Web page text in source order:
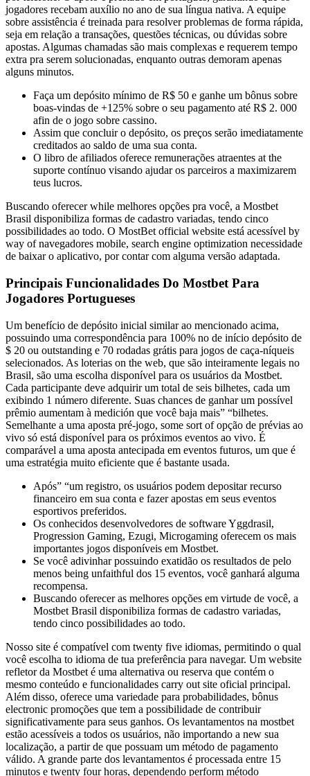
jogadores recebam auxílio no ano de sua língua nativa. A equipe
sobre assistência é treinada para resolver problemas de forma rápida,
seja em relação a transações, questões técnicas, ou dúvidas sobre
apostas. Algumas chamadas são mais complexas e requerem tempo
extra pra serem solucionadas, enquanto outras demoram apenas
alguns minutos.
Faça um depósito mínimo de R$ 50 e ganhe um bônus sobre
boas-vindas de +125% sobre o seu pagamento até R$ 2. 000
afin de o jogo sobre cassino.
Assim que concluir o depósito, os preços serão imediatamente
creditados ao saldo de uma sua conta.
O libro de afiliados oferece remunerações atraentes at the
suporte contínuo visando ajudar os parceiros a maximizarem
teus lucros.
Buscando oferecer while melhores opções pra você, a Mostbet
Brasil disponibiliza formas de cadastro variadas, tendo cinco
possibilidades ao todo. O MostBet official website está acessível by
way of navegadores mobile, search engine optimization necessidade
de baixar o aplicativo, por contar com alguma versão adaptada.
Principais Funcionalidades Do Mostbet Para
Jogadores Portugueses
Um benefício de depósito inicial similar ao mencionado acima,
possuindo uma correspondência para 100% no de início depósito de
$ 20 ou outstanding e 70 rodadas grátis para jogos de caça-níqueis
selecionados. As loterias on the web, que são inteiramente legais no
Brasil, são uma escolha disponível para os usuários da Mostbet.
Cada participante deve adquirir um total de seis bilhetes, cada um
exibindo 1 número diferente. Suas chances de ganhar um possível
prêmio aumentam à medición que você baja mais” “bilhetes.
Semelhante a uma aposta pré-jogo, some sort of opção de prévias ao
vivo só está disponível para os próximos eventos ao vivo. É
comparável a uma aposta antecipada em eventos futuros, um que é
uma estratégia muito eficiente que é bastante usada.
Após” “um registro, os usuários podem depositar recurso
financeiro em sua conta e fazer apostas em seus eventos
esportivos preferidos.
Os conhecidos desenvolvedores de software Yggdrasil,
Progression Gaming, Ezugi, Microgaming oferecem os mais
importantes jogos disponíveis em Mostbet.
Se você adivinhar possuindo exatidão os resultados de pelo
menos being unfaithful dos 15 eventos, você ganhará alguma
recompensa.
Buscando oferecer as melhores opções em virtude de você, a
Mostbet Brasil disponibiliza formas de cadastro variadas,
tendo cinco possibilidades ao todo.
Nosso site é compatível com twenty five idiomas, permitindo o qual
você escolha to idioma de tua preferência para navegar. Um website
refletor da Mostbet é uma alternativa ou reserva que contém o
mesmo conteúdo e funcionalidades carry out site oficial principal.
Além disso, oferece uma variedade para probabilidades, bônus
electronic promoções que tem a possibilidade de contribuir
significativamente para seus ganhos. Os levantamentos na mostbet
estão acessíveis a todos os usuários, não importando a new sua
localização, a partir de que possuam um método de pagamento
válido. A grande parte dos levantamentos é processada entre 15
minutos e twenty four horas, dependendo perform método